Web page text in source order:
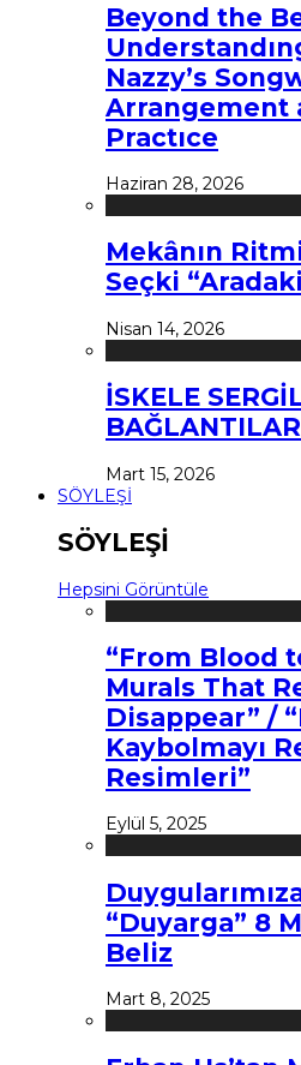
Beyond the
Nazzy’s
Arrangement
Practıce
Haziran 28, 2026
Mekânın
Seçki
Nisan 14, 2026
İSKELE
Mart 15, 2026
SÖYLEŞİ
SÖYLEŞİ
Hepsini Görüntüle
“From Blood
Murals That
Disappear” /
Kaybolmayı
Resimleri”
Eylül 5, 2025
“Duyarga” 8
Beliz
Mart 8, 2025